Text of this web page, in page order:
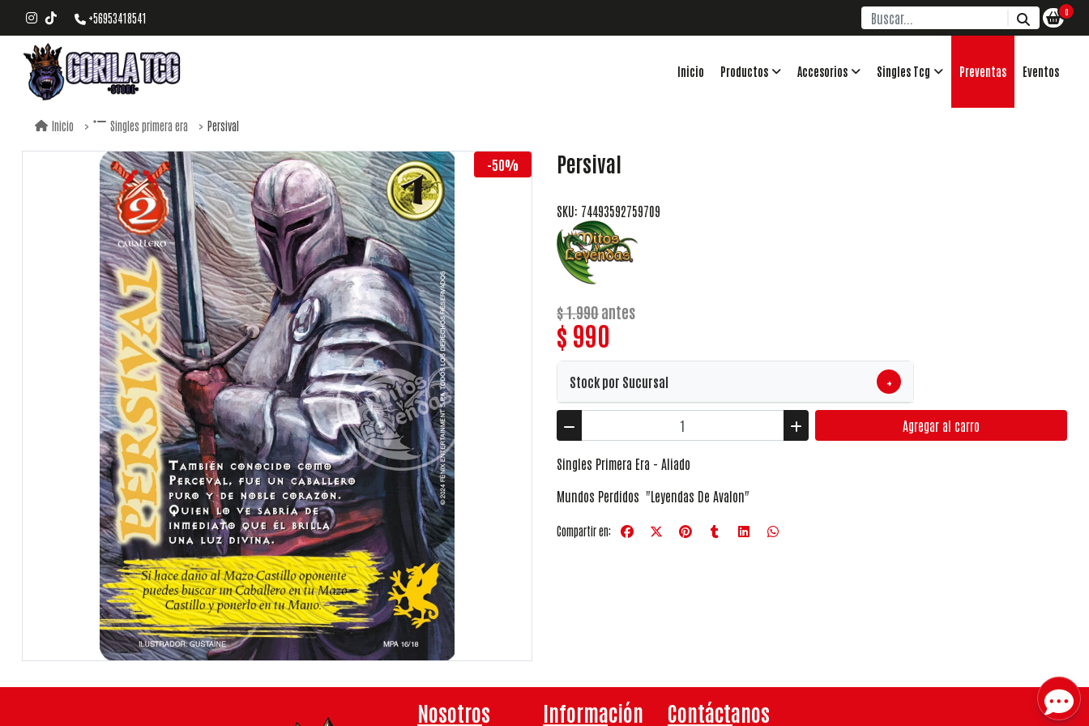
+56953418541 0
Inicio Productos Accesorios Singles Tcg Preventas Eventos
Inicio Singles primera era Persival
-50% Persival
SKU: 74493592759709
$ 1.990antes
$ 990
Stock por Sucursal +
Agregar al carro
Singles Primera Era - Aliado
Mundos Perdidos "Leyendas De Avalon"
Compartir en:
Nosotros Información Contáctanos